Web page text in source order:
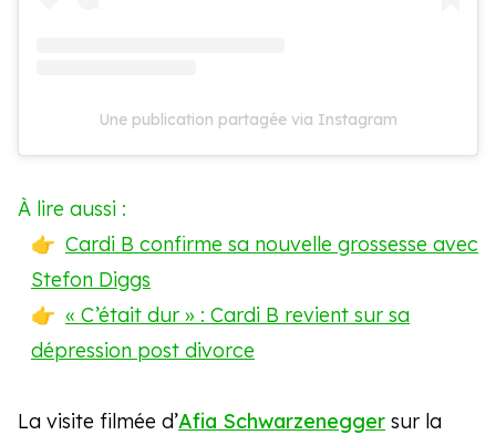
Une publication partagée via Instagram
La visite filmée d’Afia Schwarzenegger sur la
À lire aussi :
Cardi B confirme sa nouvelle grossesse avec
Stefon Diggs
« C’était dur » : Cardi B revient sur sa
dépression post divorce